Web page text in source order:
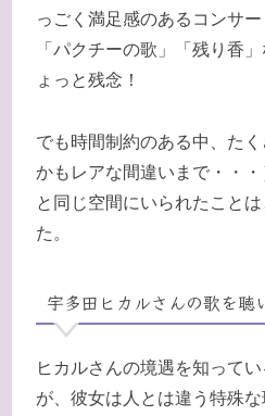
っごく満足感のあるコンサー
「パクチーの歌」「残り香
ょっと残念！
でも時間制約のある中、た
かもレアな間違いまで・・
と同じ空間にいられたこと
た。
宇多田ヒカルさんの歌を聴
ヒカルさんの境遇を知って
が、彼女は人とは違う特殊